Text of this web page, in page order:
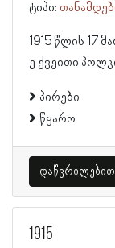
ტიპი:
1915 წლის 17
ე ქვეითი
პირები
წყარო
დაწვრილებით
1915